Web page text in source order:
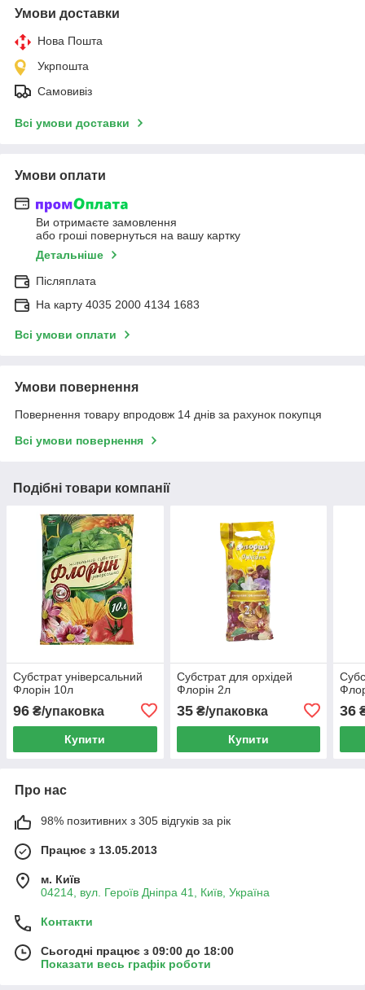
Умови доставки
Нова Пошта
Укрпошта
Самовивіз
Всі умови доставки
Умови оплати
Ви отримаєте замовлення
або гроші повернуться на вашу картку
Детальніше
Післяплата
На карту 4035 2000 4134 1683
Всі умови оплати
Умови повернення
Повернення товару впродовж 14 днів за рахунок покупця
Всі умови повернення
Подібні товари компанії
Субстрат універсальний
Флорін 10л
96 ₴/упаковка
Купити
Субстрат для орхідей
Флорін 2л
35₴/упаковка
Купити
36
Про нас
98% позитивних з 305 відгуків за рік
Працює з 13.05.2013
м. Київ
04214, вул. Героїв Дніпра 41, Київ, Україна
Контакти
Сьогодні працює з 09:00 до 18:00
Показати весь графік роботи